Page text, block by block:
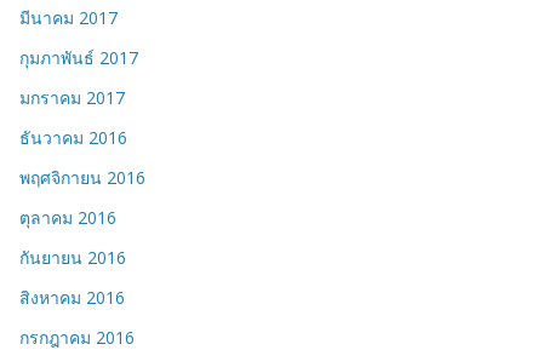
มีนาคม 2017
กุมภาพันธ์ 2017
มกราคม 2017
ธันวาคม 2016
พฤศจิกายน 2016
ตุลาคม 2016
กันยายน 2016
สิงหาคม 2016
กรกฎาคม 2016